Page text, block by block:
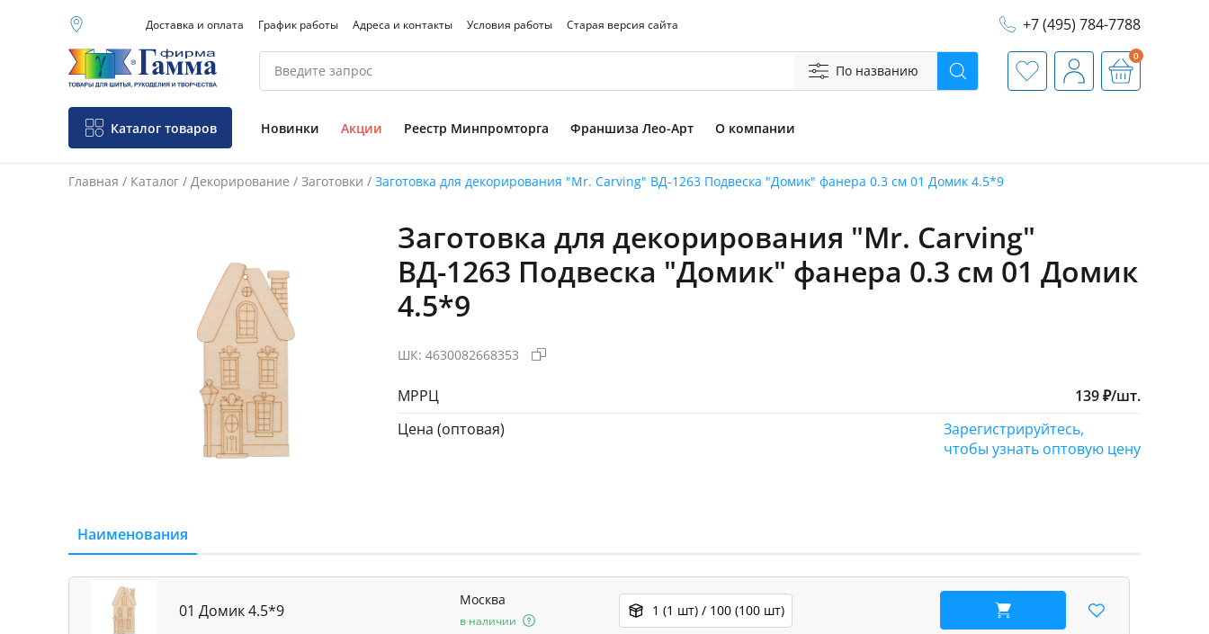
Москва (основной
склад)
Санкт-Петербург
Нижний Новгород
Доставка и оплата График работы Адреса и контакты Условия работы Старая версия сайта +7 (495) 784-7788
По названию Поиск ИзбранноеПрофильКорзина
0
Каталог товаров Новинки Акции Реестр Минпромторга Франшиза Лео-Арт О компании
Главная / Каталог / Декорирование / Заготовки / Заготовка для декорирования "Mr. Carving" ВД-1263 Подвеска "Домик" фанера 0.3 см 01 Домик 4.5*9
Фото товара
Заготовка для декорирования "Mr. Carving"
ВД-1263 Подвеска "Домик" фанера 0.3 см 01 Домик
4.5*9
ШК: 4630082668353
МРРЦ 139₽/шт.
Цена (оптовая)
Зарегистрируйтесь,
чтобы узнать оптовую цену
Наименования
01 Домик 4.5*9
Москва
в наличии
1 (1 шт) / 100 (100 шт) В корзину